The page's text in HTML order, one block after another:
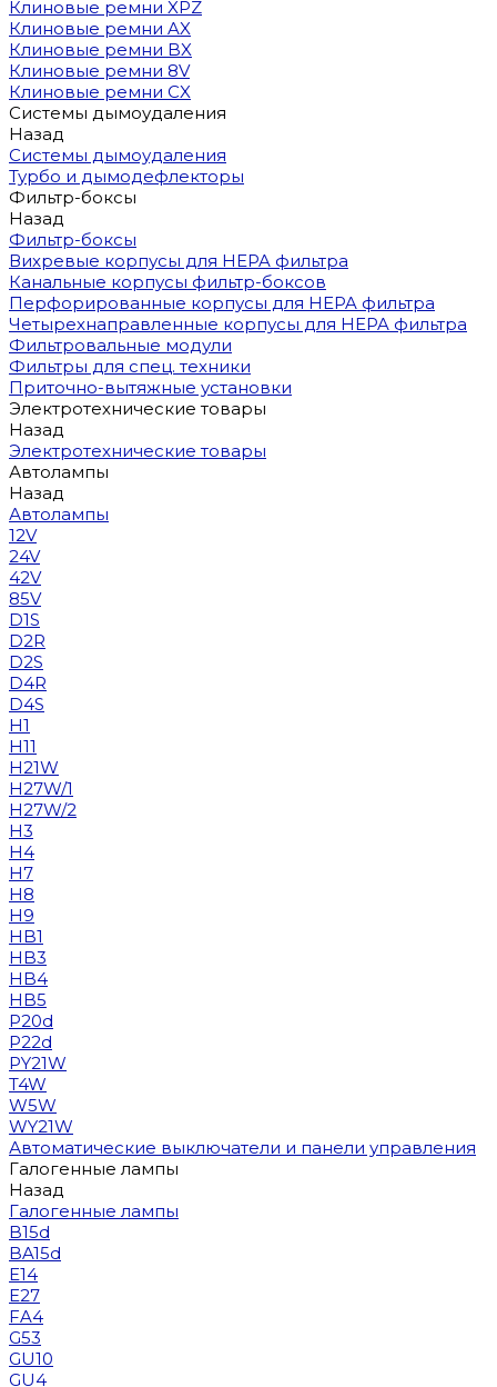
Клиновые ремни XPZ
Клиновые ремни AX
Клиновые ремни BX
Клиновые ремни 8V
Клиновые ремни CX
Системы дымоудаления
Назад
Системы дымоудаления
Турбо и дымодефлекторы
Фильтр-боксы
Назад
Фильтр-боксы
Вихревые корпусы для HEPA фильтра
Канальные корпусы фильтр-боксов
Перфорированные корпусы для HEPA фильтра
Четырехнаправленные корпусы для HEPA фильтра
Фильтровальные модули
Фильтры для спец. техники
Приточно-вытяжные установки
Электротехнические товары
Назад
Электротехнические товары
Автолампы
Назад
Автолампы
12V
24V
42V
85V
D1S
D2R
D2S
D4R
D4S
H1
H11
H21W
H27W/1
H27W/2
H3
H4
H7
H8
H9
HB1
HB3
HB4
HB5
P20d
P22d
PY21W
T4W
W5W
WY21W
Автоматические выключатели и панели управления
Галогенные лампы
Назад
Галогенные лампы
B15d
BA15d
E14
E27
FA4
G53
GU10
GU4